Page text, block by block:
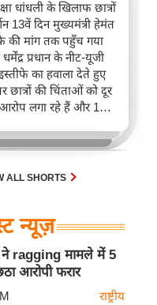
धांधली के खिलाफ छात्रों
13वें दिन मुख्यमंत्री हेमंत
की मांग तक पहुँच गया
धर्मेंद्र प्रधान के नीट-यूजी
का हवाला देते हुए
छात्रों की चिंताओं को दूर
लगा रहे हैं और 14वीं
रहे हैं।
ALL SHORTS
न्यूज़
ragging मामले में 5
आरोपी फरार
राष्ट्रीय